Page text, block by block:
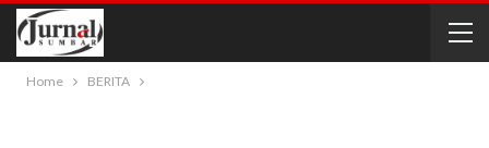
Home BERITA